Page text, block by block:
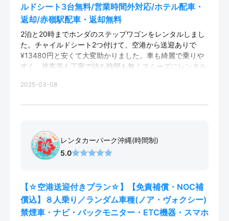
ルドシート3台無料/営業時間外対応/ホテル配車・
返却/赤嶺駅配車・返却無料
2泊と20時までホンダのステップワゴンをレンタルしまし
た。チャイルドシート2つ付けて、空港から送迎ありで
¥13480円と安くて大変助かりました。車も綺麗で乗りや
すく、接客等も丁寧で待ち時間も無くスムーズにレンタル
2025-03-08
レンタカーパーク沖縄(時間制)
5.0
【☆空港送迎付きプラン☆】【免責補償・NOC補
償込】８人乗り／ランダム車種(ノア・ヴォクシー)
禁煙車・ナビ・バックモニター・ETC機器・スマホ